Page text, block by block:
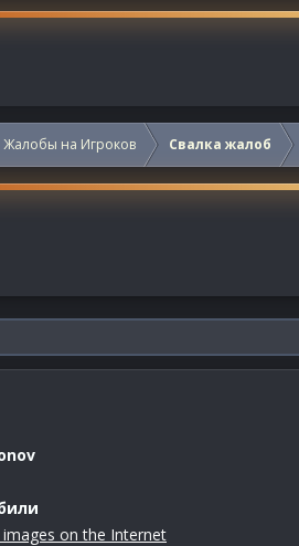
Жалобы на Игроков Свалка жалоб
on the Internet